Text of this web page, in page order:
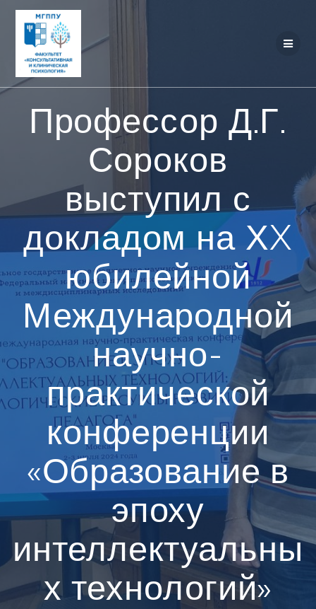
Профессор Д.Г.
Сороков
выступил с
докладом на ХX
юбилейной
Международной
научно-
практической
конференции
«Образование в
эпоху
интеллектуальны
х технологий»